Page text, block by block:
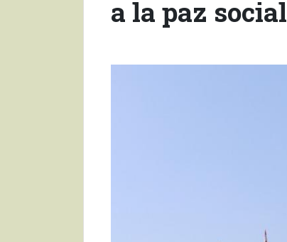
a la paz social